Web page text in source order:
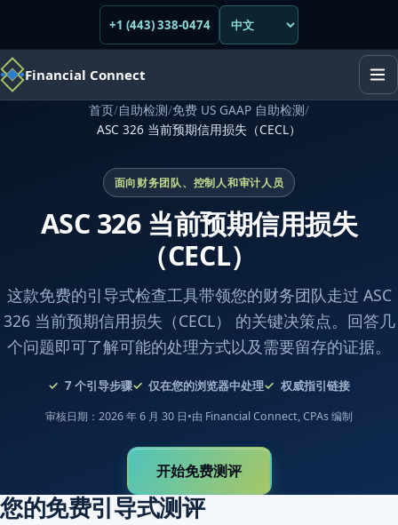
+1 (443) 338-0474
Financial Connect
首页/自助检测/免费 US GAAP 自助检测/
ASC 326 当前预期信用损失（CECL）
面向财务团队、控制人和审计人员
ASC 326 当前预期信用损失
（CECL）
这款免费的引导式检查工具带领您的财务团队走过 ASC
326 当前预期信用损失（CECL） 的关键决策点。回答几
个问题即可了解可能的处理方式以及需要留存的证据。
7 个引导步骤 仅在您的浏览器中处理 权威指引链接
审核日期：2026 年 6 月 30 日•由 Financial Connect, CPAs 编制
开始免费测评
您的免费引导式测评